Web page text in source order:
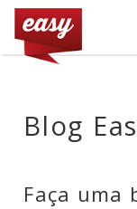
Blog
Faça uma